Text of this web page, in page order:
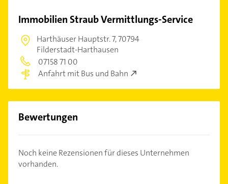
Immobilien Straub Vermittlungs-Service
Harthäuser Hauptstr. 7,70794
Filderstadt-Harthausen
07158 71 00
Anfahrt mit Bus und Bahn
Bewertungen
Noch keine Rezensionen für dieses Unternehmen
vorhanden.